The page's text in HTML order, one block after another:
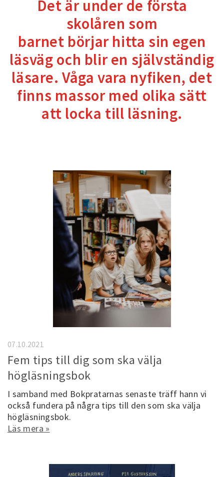
Det är under de första
skolåren som
barnet börjar hitta sin egen
läsväg och blir en självständig
läsare. Våga vara nyfiken, det
finns massor med olika sätt
att locka till läsning.
Fem tips till dig som ska välja
högläsningsbok
I samband med Bokpratarnas senaste träff hann vi
också fundera på några tips till den som ska välja
högläsningsbok.
Läs mera »
07.10.2021